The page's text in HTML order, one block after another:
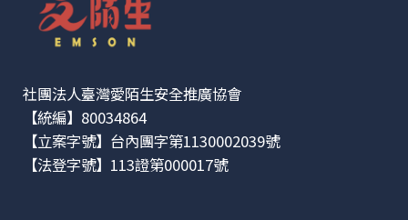
社團法人臺灣愛陌生安全推廣協會
【統編】80034864
【立案字號】台內團字第1130002039號
【法登字號】113證第000017號